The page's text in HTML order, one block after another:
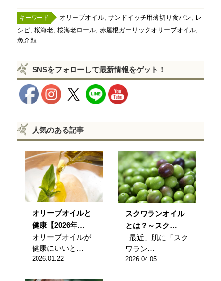
オリーブオイル サンドイッチ用薄切り食パン
レ
シピ 桜海老 桜海老ロール 赤屋根ガーリックオリーブオイル
魚介類
SNSをフォローして最新情報をゲット！
人気のある記事
オリーブオイルと
健康【2026年…
オリーブオイルが
健康にいいと…
2026.01.22
スクワランオイル
とは？～スク…
最近、肌に「スク
ワラン…
2026.04.05